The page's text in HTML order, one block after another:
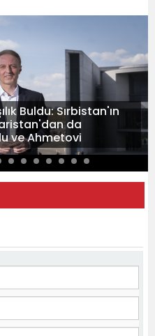
Buldu: Sırbistan'ın
da
ve Ahmetovi